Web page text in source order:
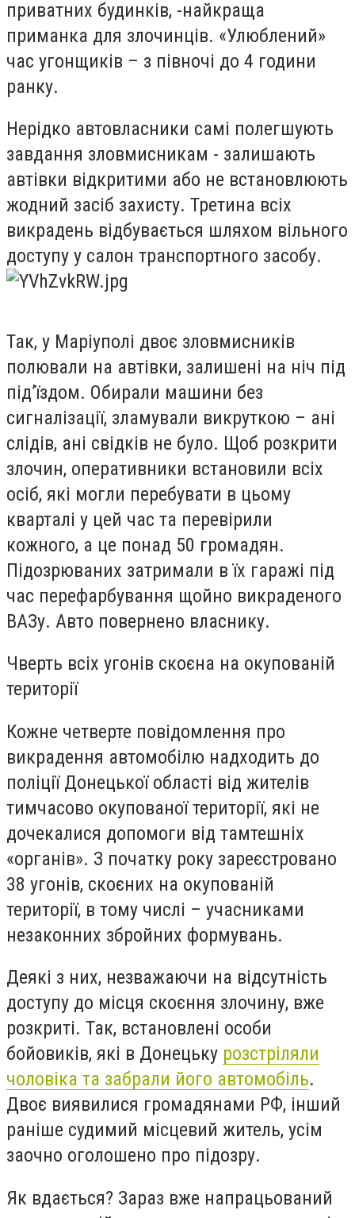
приватних будинків, -найкраща
приманка для злочинців. «Улюблений»
час угонщиків – з півночі до 4 години
ранку.
Нерідко автовласники самі полегшують
завдання зловмисникам - залишають
автівки відкритими або не встановлюють
жодний засіб захисту. Третина всіх
викрадень відбувається шляхом вільного
доступу у салон транспортного засобу.
Так, у Маріуполі двоє зловмисників
полювали на автівки, залишені на ніч під
під’їздом. Обирали машини без
сигналізації, зламували викруткою – ані
слідів, ані свідків не було. Щоб розкрити
злочин, оперативники встановили всіх
осіб, які могли перебувати в цьому
кварталі у цей час та перевірили
кожного, а це понад 50 громадян.
Підозрюваних затримали в їх гаражі під
час перефарбування щойно викраденого
ВАЗу. Авто повернено власнику.
Чверть всіх угонів скоєна на окупованій
території
Кожне четверте повідомлення про
викрадення автомобілю надходить до
поліції Донецької області від жителів
тимчасово окупованої території, які не
дочекалися допомоги від тамтешніх
«органів». З початку року зареєстровано
38 угонів, скоєних на окупованій
території, в тому числі – учасниками
незаконних збройних формувань.
Деякі з них, незважаючи на відсутність
доступу до місця скоєння злочину, вже
розкриті. Так, встановлені особи
бойовиків, які в Донецьку розстріляли
чоловіка та забрали його автомобіль.
Двоє виявилися громадянами РФ, інший
раніше судимий місцевий житель, усім
заочно оголошено про підозру.
Як вдається? Зараз вже напрацьований